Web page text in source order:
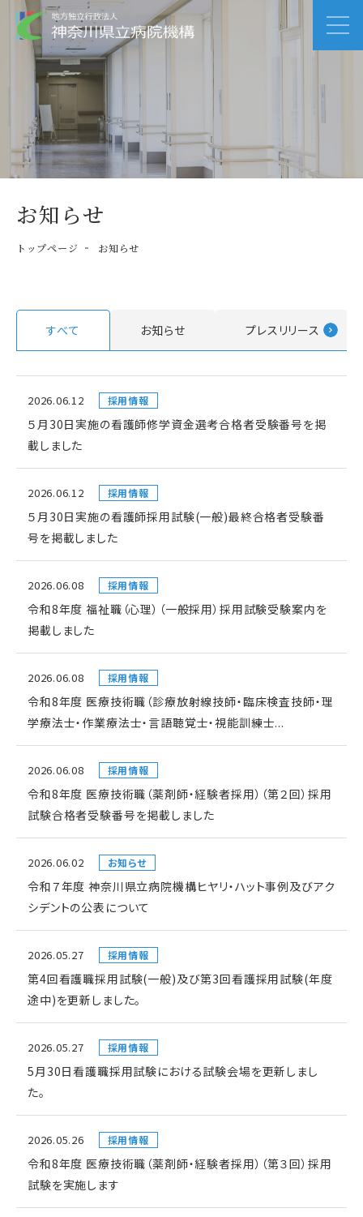
お知らせ
トップページ お知らせ
すべて お知らせ プレスリリース
2026.06.12 採用情報
５月30日実施の看護師修学資金選考合格者受験番号を掲
載しました
2026.06.12 採用情報
５月30日実施の看護師採用試験(一般)最終合格者受験番
号を掲載しました
2026.06.08 採用情報
令和8年度 福祉職（心理）（一般採用）採用試験受験案内を
掲載しました
2026.06.08 採用情報
令和8年度 医療技術職（診療放射線技師・臨床検査技師・理
学療法士・作業療法士・言語聴覚士・視能訓練士...
2026.06.08 採用情報
令和8年度 医療技術職（薬剤師・経験者採用）（第２回）採用
試験合格者受験番号を掲載しました
2026.06.02 お知らせ
令和７年度 神奈川県立病院機構ヒヤリ・ハット事例及びアク
シデントの公表について
2026.05.27 採用情報
第4回看護職採用試験(一般)及び第3回看護採用試験(年度
途中)を更新しました。
2026.05.27 採用情報
5月30日看護職採用試験における試験会場を更新しまし
た。
2026.05.26 採用情報
令和8年度 医療技術職（薬剤師・経験者採用）（第３回）採用
試験を実施します